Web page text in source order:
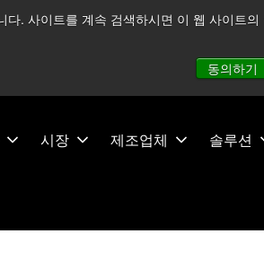
. 사이트를 계속 검색하시면 이 웹 사이트
동의하기
지속적으로 주시하고 있으며, 모든 서비
시장 제조업체 솔루션